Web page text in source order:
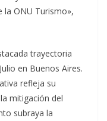
ONU Turismo»,
trayectoria
en Buenos Aires.
refleja su
mitigación del
subraya la